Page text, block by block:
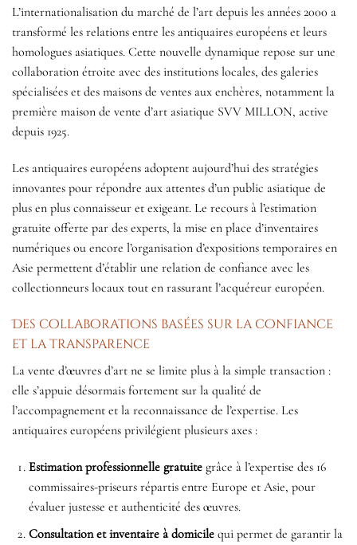
L’internationalisation du marché de l’art depuis les années 2000 a
transformé les relations entre les antiquaires européens et leurs
homologues asiatiques. Cette nouvelle dynamique repose sur une
collaboration étroite avec des institutions locales, des galeries
spécialisées et des maisons de ventes aux enchères, notamment la
première maison de vente d’art asiatique SVV MILLON, active
depuis 1925.
Les antiquaires européens adoptent aujourd’hui des stratégies
innovantes pour répondre aux attentes d’un public asiatique de
plus en plus connaisseur et exigeant. Le recours à l’estimation
gratuite offerte par des experts, la mise en place d’inventaires
numériques ou encore l’organisation d’expositions temporaires en
Asie permettent d’établir une relation de confiance avec les
collectionneurs locaux tout en rassurant l’acquéreur européen.
Des collaborations basées sur la confiance
et la transparence
La vente d’œuvres d’art ne se limite plus à la simple transaction :
elle s’appuie désormais fortement sur la qualité de
l’accompagnement et la reconnaissance de l’expertise. Les
antiquaires européens privilégient plusieurs axes :
Estimation professionnelle gratuitegrâce à l’expertise des 16
commissaires-priseurs répartis entre Europe et Asie, pour
évaluer justesse et authenticité des œuvres.
Consultation et inventaire à domicilequi permet de garantir la